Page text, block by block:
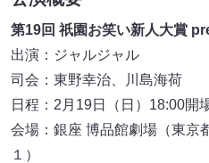
第19回 祇園お笑い新人大賞
出演：ジャルジャル
司会：東野幸治、川島海荷
日程：2月19日（日）18:00開
会場：銀座 博品館劇場（東京
１）